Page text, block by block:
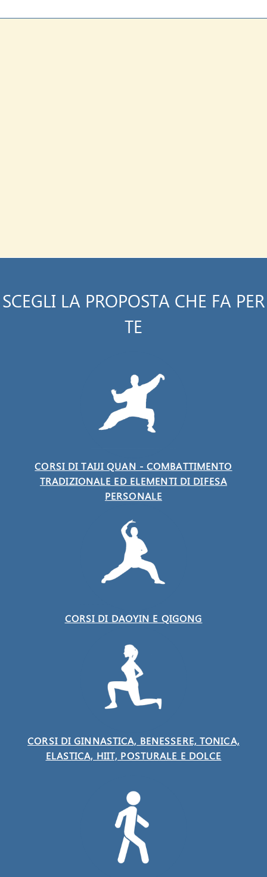
SCEGLI LA PROPOSTA CHE FA PER
TE
CORSI DI TAIJI QUAN - COMBATTIMENTO
TRADIZIONALE ED ELEMENTI DI DIFESA
PERSONALE
CORSI DI DAOYIN E QIGONG
CORSI DI GINNASTICA, BENESSERE, TONICA,
ELASTICA, HIIT, POSTURALE E DOLCE